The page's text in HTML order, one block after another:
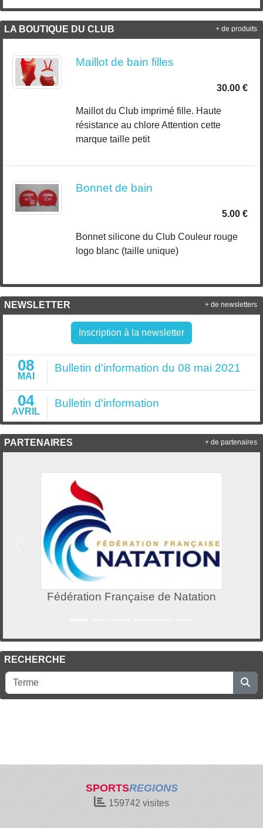
LA BOUTIQUE DU CLUB
Maillot de bain filles
30.00 €
Maillot du Club imprimé fille. Haute
résistance au chlore Attention cette
marque taille petit
Bonnet de bain
5.00 €
Bonnet silicone du Club Couleur rouge
logo blanc (taille unique)
+ de produits
NEWSLETTER
Inscription à la newsletter
08
MAI
Bulletin d'information du 08 mai 2021
04
AVRIL
Bulletin d'information
+ de newsletters
PARTENAIRES
Fédération Française de Natation
Précedent
+ de partenaires
RECHERCHE
SPORTSREGIONS
159742 visites